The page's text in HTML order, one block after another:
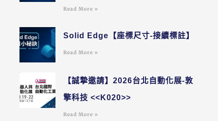
Read More »
Solid Edge【座標尺寸-接續標註】
Read More »
【誠摯邀請】2026台北自動化展-敦
擎科技 <<K020>>
Read More »